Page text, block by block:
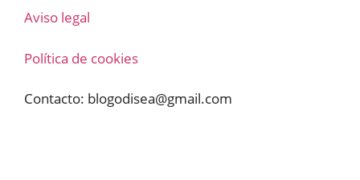
Aviso legal
Política de cookies
Contacto: blogodisea@gmail.com